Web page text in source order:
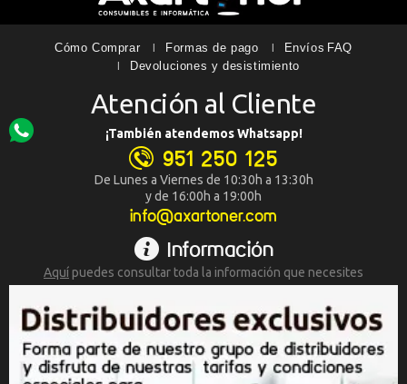
Cómo Comprar Formas de pago Envíos FAQ
Devoluciones y desistimiento
Atención al Cliente
¡También atendemos Whatsapp!
951 250 125
De Lunes a Viernes de 10:30h a 13:30h
y de 16:00h a 19:00h
info@axartoner.com
Información
Aquípuedes consultar toda la información que necesites